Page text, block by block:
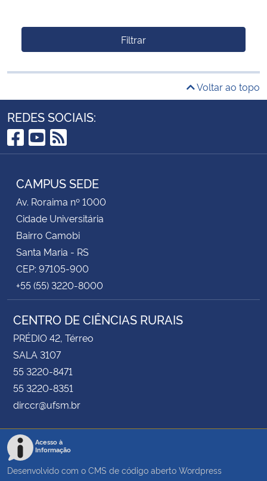
Filtrar
Voltar ao topo
REDES SOCIAIS:
Facebook
YouTube
RSS
CAMPUS SEDE
Av. Roraima nº 1000
Cidade Universitária
Bairro Camobi
Santa Maria - RS
CEP: 97105-900
+55 (55) 3220-8000
CENTRO DE CIÊNCIAS RURAIS
PRÉDIO 42, Térreo
SALA 3107
55 3220-8471
55 3220-8351
dirccr@ufsm.br
Acesso à
Informação
Desenvolvido com o CMS de código aberto Wordpress